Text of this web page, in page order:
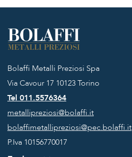
Bolaffi Metalli Preziosi Spa
Via Cavour 17 10123 Torino
Tel 011.5576364
metallipreziosi@bolaffi.it
bolaffimetallipreziosi@pec.bolaffi.it
P.Iva 10156770017